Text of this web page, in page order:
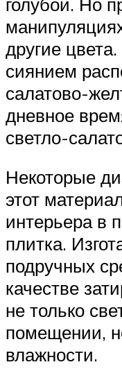
другие
сиянием
салатово-
дневное
светло-
Некоторые
этот
интерьера в
плитка.
подручных
качестве
не только
помещении,
влажности.